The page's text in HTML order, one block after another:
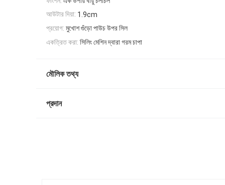
আউটার দিয়া: 1.9cm
প্রয়োগ: মুখোশ গুঁড়ো পাউচ উপর সিল
একত্রিত করা: সিলিং মেশিন দ্বারা গরম চাপা
মৌলিক তথ্য
প্রদান